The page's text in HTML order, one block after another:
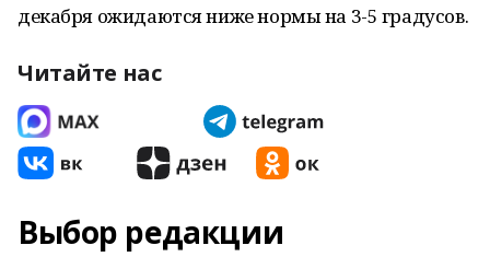
декабря ожидаются ниже нормы на 3-5 градусов.
Читайте нас
Выбор редакции